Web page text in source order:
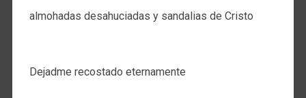
almohadas desahuciadas y sandalias de Cristo
Dejadme recostado eternamente